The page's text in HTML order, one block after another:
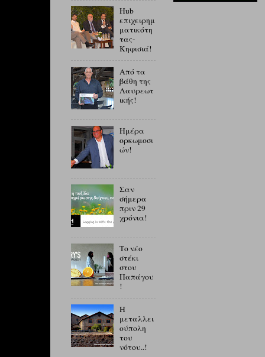
Hub
επιχειρημ
ματικότη
τας-
Κηφισιά!
Από τα
βάθη της
Λαυρεωτ
ικής!
Ημέρα
ορκωμοσι
ών!
Σαν
σήμερα
πριν 29
χρόνια!
Το νέο
στέκι
στου
Παπάγου
!
Η
μεταλλει
ούπολη
του
νότου..!